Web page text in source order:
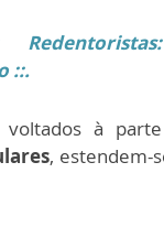
::.
voltados à
, estendem-